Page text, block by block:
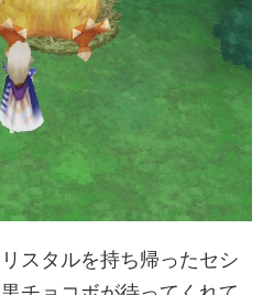
スタルを持ち帰ったセシ